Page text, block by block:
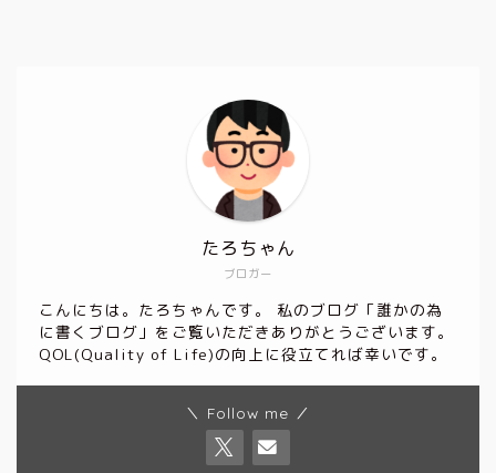
ブロガー
たろちゃん
こんにちは。たろちゃんです。 私のブログ「誰かの為
に書くブログ」をご覧いただきありがとうございます。
QOL(Quality of Life)の向上に役立てれば幸いです。
＼ Follow me ／